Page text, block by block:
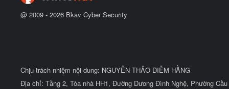
@ 2009 - 2026 Bkav Cyber Security
Chịu trách nhiệm nội dung: NGUYỄN THẢO DIỄM HẰNG
Địa chỉ: Tầng 2, Tòa nhà HH1, Đường Dương Đình Nghệ, Phường